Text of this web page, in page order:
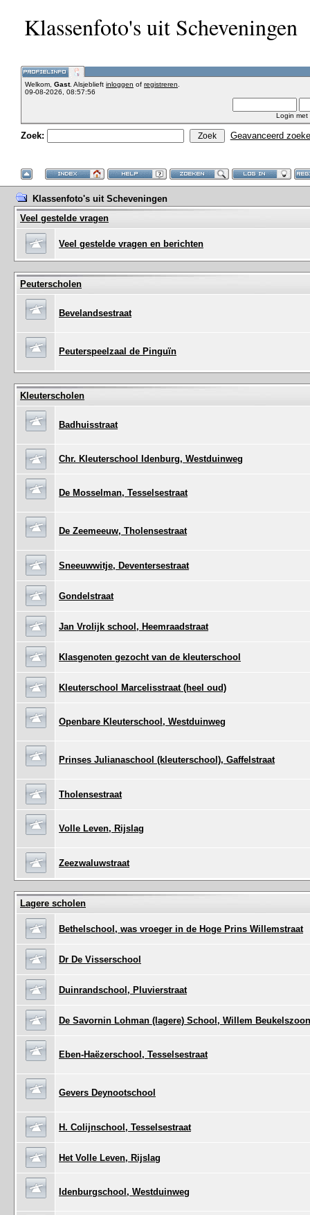
Klassenfoto's uit Scheveningen
Welkom, Gast. Alsjeblieft inloggen of registreren
09-08-2026, 08:57:56
Login met
Zoek: Geavanceerd
Klassenfoto's uit Scheveningen
Veel gestelde vragen
Veel gestelde vragen en berichten
Peuterscholen
Bevelandsestraat
Peuterspeelzaal de Pinguïn
Kleuterscholen
Badhuisstraat
Chr. Kleuterschool Idenburg, Westduinweg
De Mosselman, Tesselsestraat
De Zeemeeuw, Tholensestraat
Sneeuwwitje, Deventersestraat
Gondelstraat
Jan Vrolijk school, Heemraadstraat
Klasgenoten gezocht van de kleuterschool
Kleuterschool Marcelisstraat (heel oud)
Openbare Kleuterschool, Westduinweg
Prinses Julianaschool (kleuterschool), Gaffelstraat
Tholensestraat
Volle Leven, Rijslag
Zeezwaluwstraat
Lagere scholen
Bethelschool, was vroeger in de Hoge Prins Willemstraat
Dr De Visserschool
Duinrandschool, Pluvierstraat
De Savornin Lohman (lagere) School, Willem
Eben-Haëzerschool, Tesselsestraat
Gevers Deynootschool
H. Colijnschool, Tesselsestraat
Het Volle Leven, Rijslag
Idenburgschool, Westduinweg